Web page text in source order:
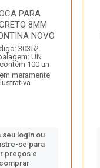
PARA
8MM
NOVO
30352
UN
100 un
meramente
seu login ou
se para
preços e
comprar